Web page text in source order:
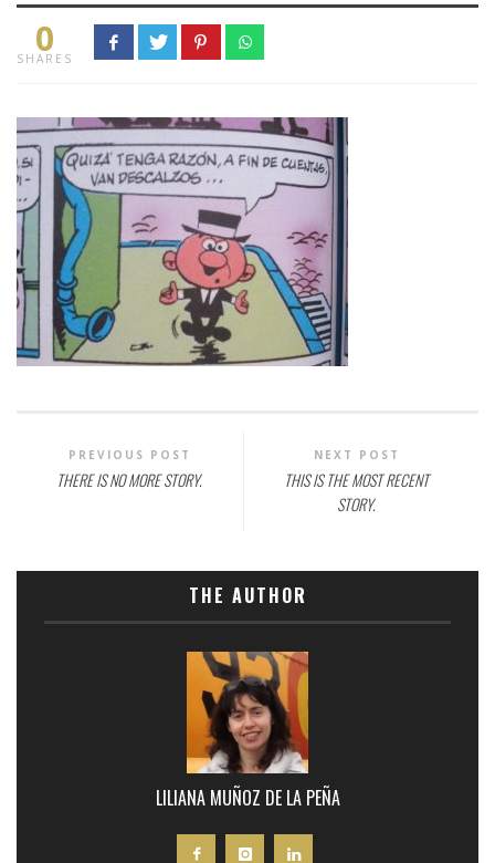
0
SHARES
PREVIOUS POST
THERE IS NO MORE STORY.
NEXT POST
THIS IS THE MOST RECENT
STORY.
THE AUTHOR
LILIANA MUÑOZ DE LA PEÑA